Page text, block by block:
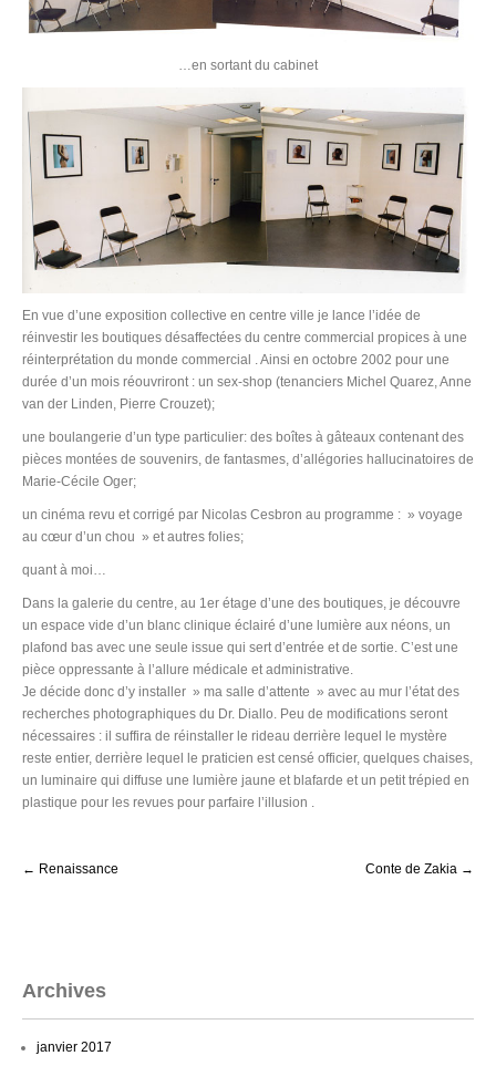
…en sortant du cabinet
En vue d’une exposition collective en centre ville je lance l’idée de
réinvestir les boutiques désaffectées du centre commercial propices à une
réinterprétation du monde commercial . Ainsi en octobre 2002 pour une
durée d’un mois réouvriront : un sex-shop (tenanciers Michel Quarez, Anne
van der Linden, Pierre Crouzet);
une boulangerie d’un type particulier: des boîtes à gâteaux contenant des
pièces montées de souvenirs, de fantasmes, d’allégories hallucinatoires de
Marie-Cécile Oger;
un cinéma revu et corrigé par Nicolas Cesbron au programme : » voyage
au cœur d’un chou » et autres folies;
quant à moi…
Dans la galerie du centre, au 1er étage d’une des boutiques, je découvre
un espace vide d’un blanc clinique éclairé d’une lumière aux néons, un
plafond bas avec une seule issue qui sert d’entrée et de sortie. C’est une
pièce oppressante à l’allure médicale et administrative.
Je décide donc d’y installer » ma salle d’attente » avec au mur l’état des
recherches photographiques du Dr. Diallo. Peu de modifications seront
nécessaires : il suffira de réinstaller le rideau derrière lequel le mystère
reste entier, derrière lequel le praticien est censé officier, quelques chaises,
un luminaire qui diffuse une lumière jaune et blafarde et un petit trépied en
plastique pour les revues pour parfaire l’illusion .
navigation
← Renaissance Conte de Zakia →
Archives
janvier 2017